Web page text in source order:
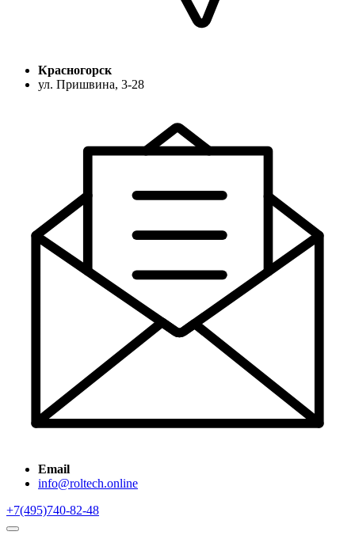
Красногорск
ул. Пришвина, 3-28
Email
info@roltech.online
+7(495)740-82-48